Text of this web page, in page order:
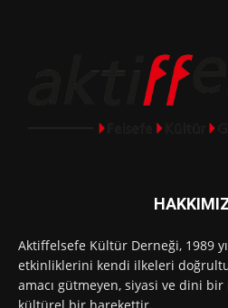
Aktiffelsefe Kültür Derneği, 1989
etkinliklerini kendi ilkeleri
amacı gütmeyen, siyasi ve dini